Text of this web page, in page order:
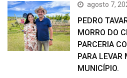
agosto 7,
PEDRO
MORRO DO
PARCERIA
PARA LEVAR
MUNICÍPIO.